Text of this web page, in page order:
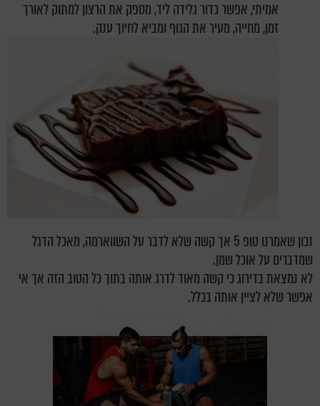
אמיתי, אפשר כדור גלידה ליד, מספק את הרצון למתוק לאורך
זמן, מחייה, מעיר את הגוף ומביא לחיוך ענק.
נכון שאמרנו טופ 5 אך קשה שלא לדבר על השווארמה, מאכל הדגל
שמדברים על אוכל שמן.
לא נמצאת בדירוג כי קשה מאוד לדרג אותה בתוך כל הטוב הזה אך אי
אפשר שלא לציין אותה בכלל.